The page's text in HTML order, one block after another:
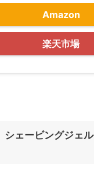
Amazon
楽天市場
シェービングジェル